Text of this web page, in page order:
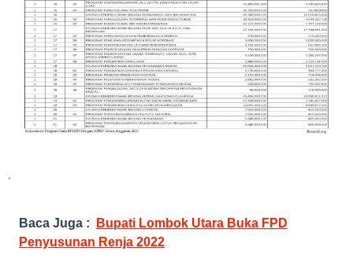
Baca Juga :
Bupati Lombok Utara Buka FPD
Penyusunan Renja 2022